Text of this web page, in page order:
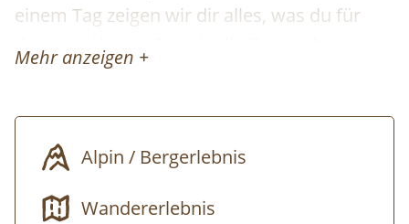
einem Tag zeigen wir dir alles, was du für
deinen sicheren Start in die Bergwelt
brauchst – einfach, klar und direkt in der
Ausprobieren und Umsetzen.
Mehr anzeigen +
Alpin / Bergerlebnis
Wandererlebnis